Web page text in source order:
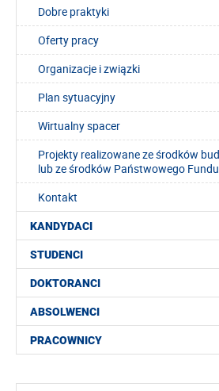
Dobre praktyki
Oferty pracy
Organizacje i związki
Plan sytuacyjny
Wirtualny spacer
Projekty realizowane ze środków
lub ze środków Państwowego
Kontakt
KANDYDACI
STUDENCI
DOKTORANCI
ABSOLWENCI
PRACOWNICY